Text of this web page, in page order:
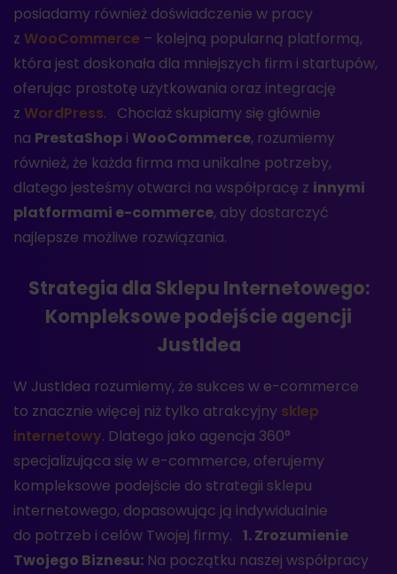
posiadamy również doświadczenie w pracy
z WooCommerce – kolejną popularną platformą,
która jest doskonała dla mniejszych firm i startupów,
oferując prostotę użytkowania oraz integrację
z WordPress. Chociaż skupiamy się głównie
na PrestaShop i WooCommerce, rozumiemy
również, że każda firma ma unikalne potrzeby,
dlatego jesteśmy otwarci na współpracę z innymi
platformami e-commerce, aby dostarczyć
najlepsze możliwe rozwiązania.
Strategia dla Sklepu Internetowego:
Kompleksowe podejście agencji
JustIdea
W JustIdea rozumiemy, że sukces w e-commerce
to znacznie więcej niż tylko atrakcyjny sklep
internetowy. Dlatego jako agencja 360°
specjalizująca się w e-commerce, oferujemy
kompleksowe podejście do strategii sklepu
internetowego, dopasowując ją indywidualnie
do potrzeb i celów Twojej firmy. 1. Zrozumienie
Twojego Biznesu: Na początku naszej współpracy